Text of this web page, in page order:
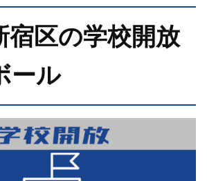
宿区の学校開放
ール